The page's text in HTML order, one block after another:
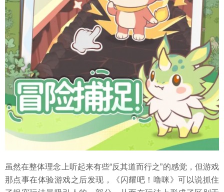
虽然在整体理念上听起来有些“反其道而行之”的感觉，但游戏
那点事在体验游戏之后发现，《闪耀吧！噜咪》可以说抓住